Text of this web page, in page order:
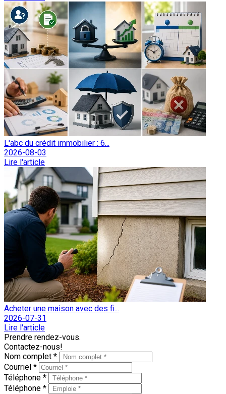
L'abc du crédit immobilier : 6...
2026-08-03
Lire l'article
Acheter une maison avec des fi...
2026-07-31
Lire l'article
Prendre rendez-vous.
Contactez-nous!
Nom complet *
Courriel *
Téléphone *
Téléphone *